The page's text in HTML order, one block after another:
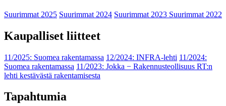
Suurimmat 2025 Suurimmat 2024 Suurimmat 2023 Suurimmat 2022
Kaupalliset liitteet
11/2025: Suomea rakentamassa 12/2024: INFRA-lehti 11/2024:
Suomea rakentamassa 11/2023: Jokka − Rakennusteollisuus RT:n
lehti kestävästä rakentamisesta
Tapahtumia